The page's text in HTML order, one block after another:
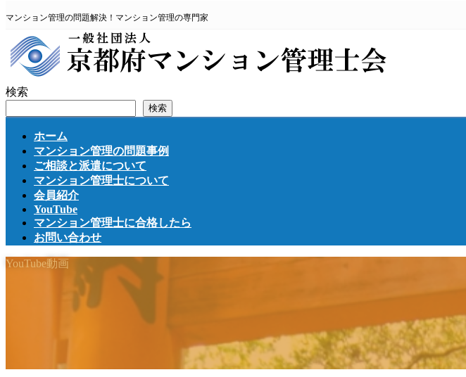
ン
ン
ツ
ス
ビ
ー
シ
ン
マンション管理の問題解決！マンション管理の専門家
検索
検索
ホーム
マンション管理の問題事例
ご相談と派遣について
マンション管理士について
会員紹介
YouTube
マンション管理士に合格したら
お問い合わせ
YouTube動画